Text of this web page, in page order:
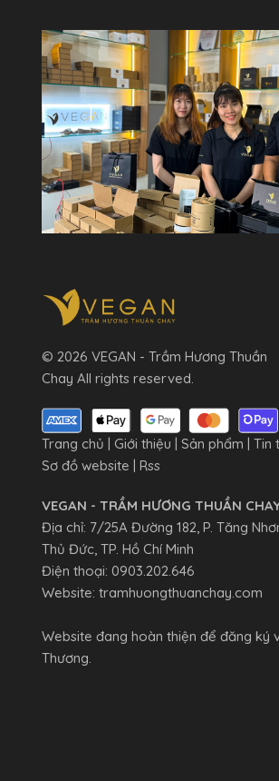
© 2026 VEGAN - Trầm Hương Thuần
Chay All rights reserved.
Trang chủ | Giới thiệu | Sản phẩm | Tin
Sơ đồ website | Rss
VEGAN - TRẦM HƯƠNG THUẦN
Địa chỉ: 7/25A Đường 182, P. Tăng
Thủ Đức, TP. Hồ Chí Minh
Điện thoại: 0903.202.646
Website: tramhuongthuanchay.com
Website đang hoàn thiện để đăng ký
Thương.